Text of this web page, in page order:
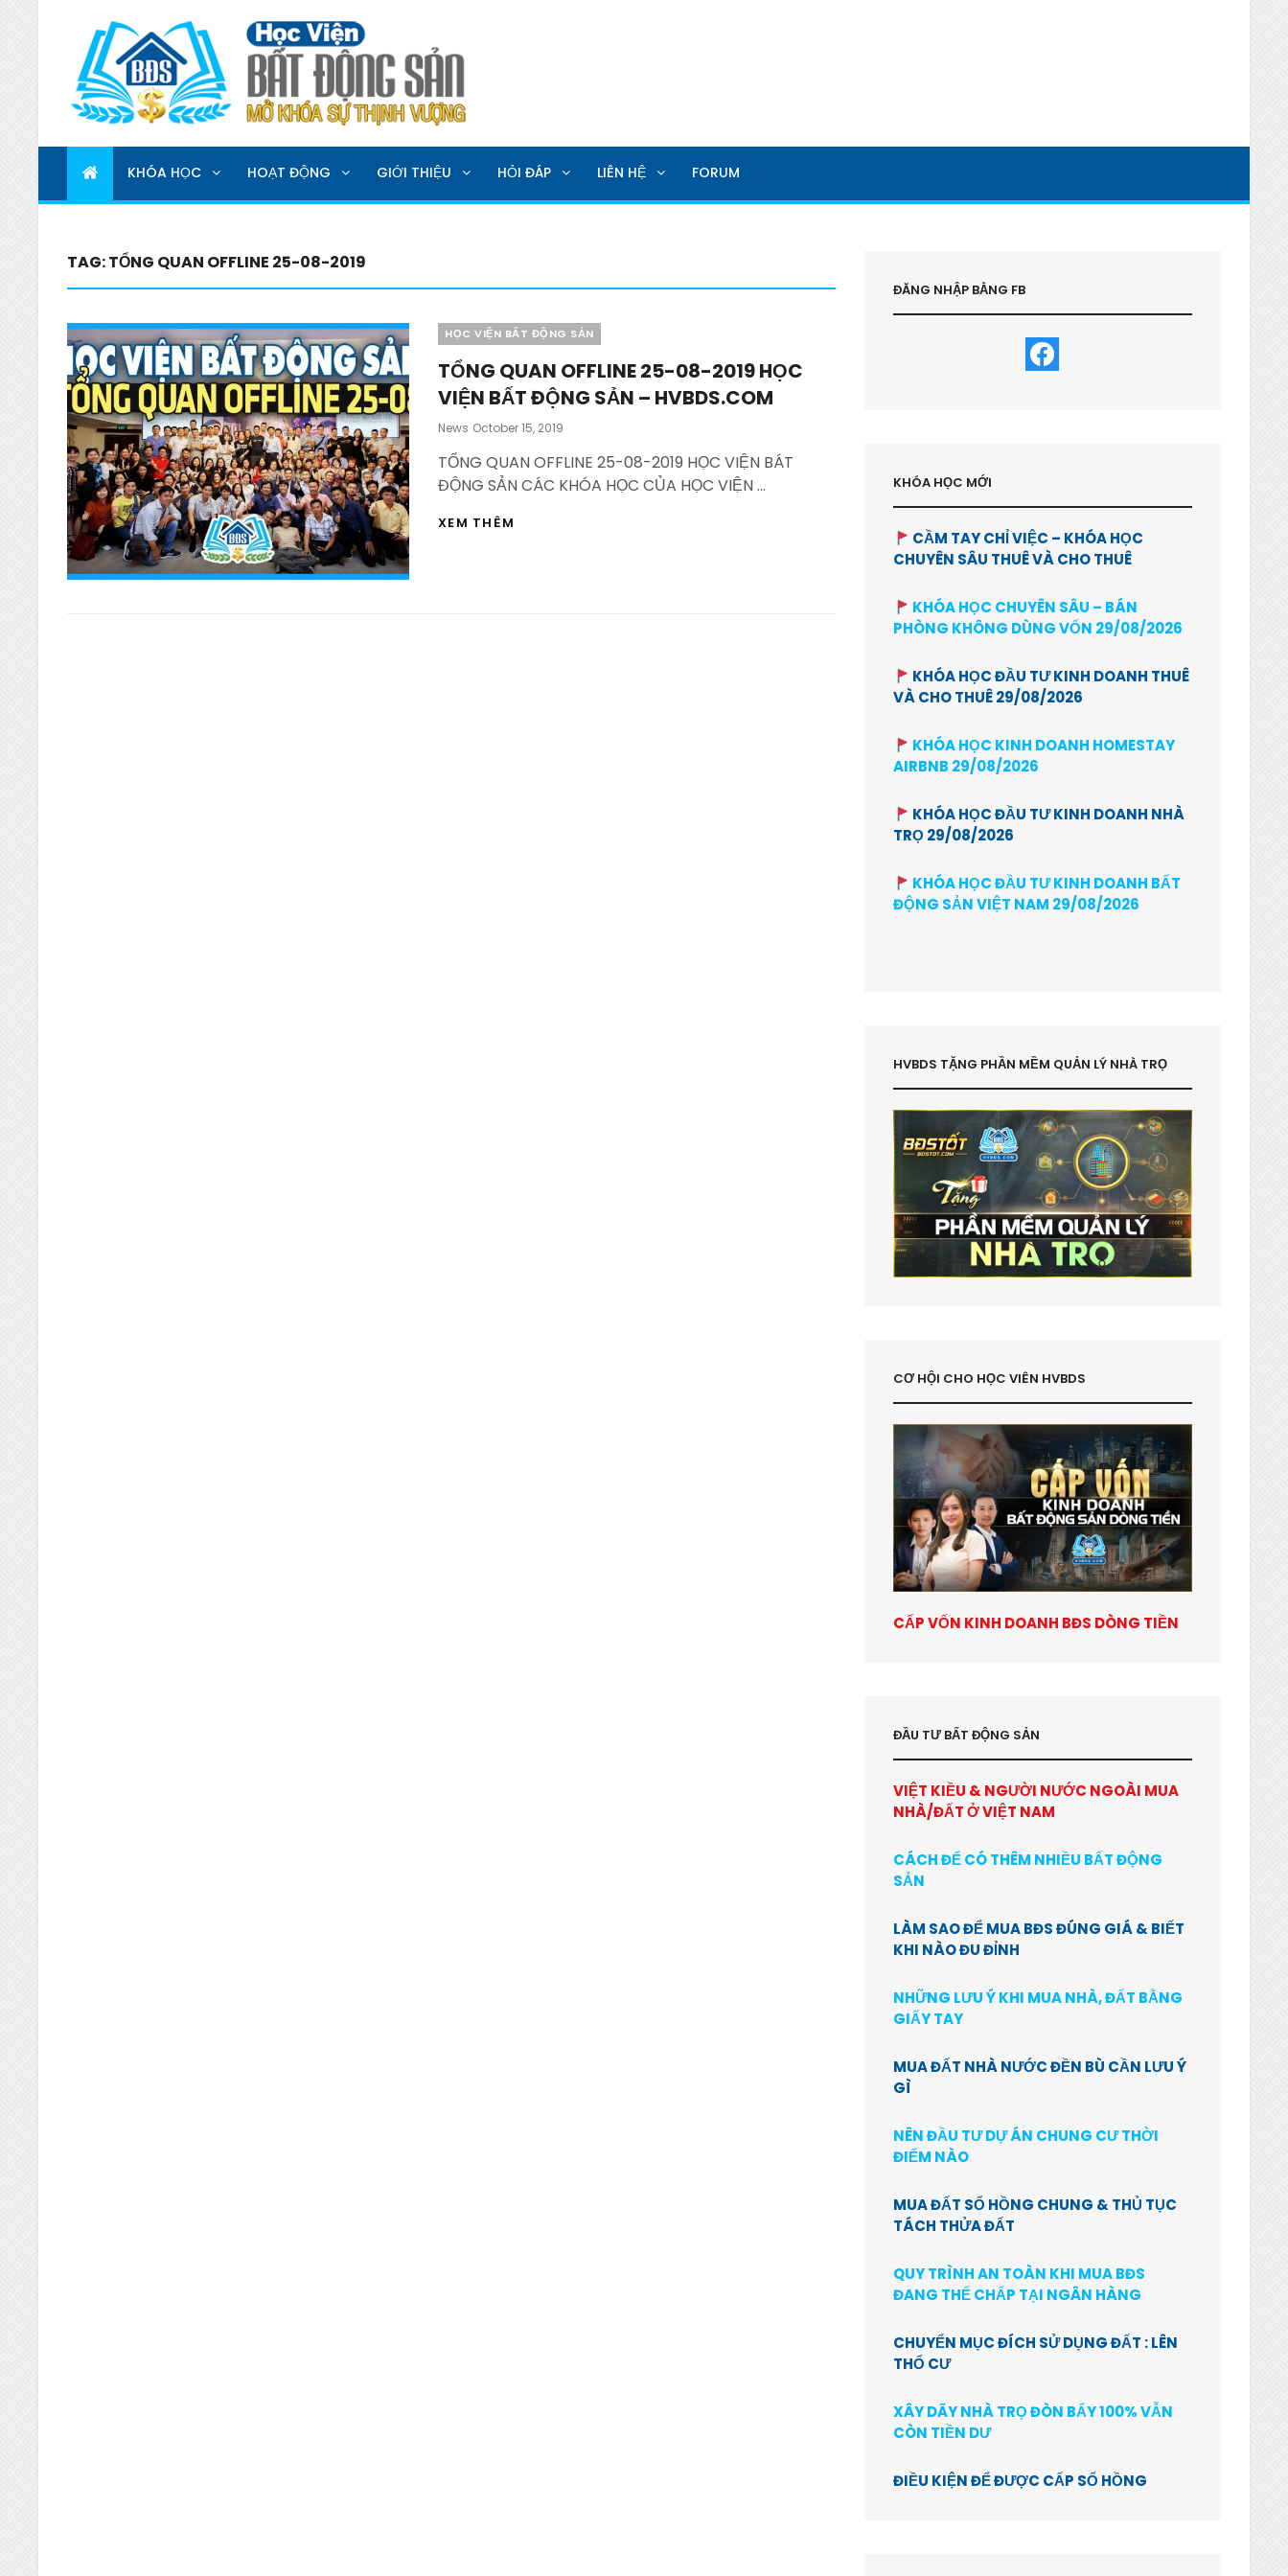
HỌC VIỆN BẤT ĐỘNG SẢN
MỞ KHOÁ SỰ THỊNH VƯỢNG
KHÓA HỌC HOẠT ĐỘNG GIỚI THIỆU HỎI ĐÁP LIÊN HỆ FORUM
TAG:TỔNG QUAN OFFLINE 25-08-2019
Categories
HỌC VIỆN BẤT ĐỘNG SẢN
TỔNG QUAN OFFLINE 25-08-2019 HỌC
VIỆN BẤT ĐỘNG SẢN – HVBDS.COM
News Posted
October 15, 2019
TỔNG QUAN OFFLINE 25-08-2019 HỌC VIỆN BÁT
ĐỘNG SẢN CÁC KHÓA HỌC CỦA HỌC VIỆN …
XEM THÊM
ĐĂNG NHẬP BẰNG FB
KHÓA HỌC MỚI
CẦM TAY CHỈ VIỆC – KHÓA HỌC
CHUYÊN SÂU THUÊ VÀ CHO THUÊ
KHÓA HỌC CHUYÊN SÂU – BÁN
PHÒNG KHÔNG DÙNG VỐN 29/08/2026
KHÓA HỌC ĐẦU TƯ KINH DOANH THUÊ
VÀ CHO THUÊ 29/08/2026
KHÓA HỌC KINH DOANH HOMESTAY
AIRBNB 29/08/2026
KHÓA HỌC ĐẦU TƯ KINH DOANH NHÀ
TRỌ 29/08/2026
KHÓA HỌC ĐẦU TƯ KINH DOANH BẤT
ĐỘNG SẢN VIỆT NAM 29/08/2026
HVBDS TẶNG PHẦN MỀM QUẢN LÝ NHÀ TRỌ
CƠ HỘI CHO HỌC VIÊN HVBDS
CẤP VỐN KINH DOANH BĐS DÒNG TIỀN
ĐẦU TƯ BẤT ĐỘNG SẢN
VIỆT KIỀU & NGƯỜI NƯỚC NGOÀI MUA
NHÀ/ĐẤT Ở VIỆT NAM
CÁCH ĐỂ CÓ THÊM NHIỀU BẤT ĐỘNG
SẢN
LÀM SAO ĐỂ MUA BĐS ĐÚNG GIÁ & BIẾT
KHI NÀO ĐU ĐỈNH
NHỮNG LƯU Ý KHI MUA NHÀ, ĐẤT BẰNG
GIẤY TAY
MUA ĐẤT NHÀ NƯỚC ĐỀN BÙ CẦN LƯU Ý
GÌ
NÊN ĐẦU TƯ DỰ ÁN CHUNG CƯ THỜI
ĐIỂM NÀO
MUA ĐẤT SỔ HỒNG CHUNG & THỦ TỤC
TÁCH THỬA ĐẤT
QUY TRÌNH AN TOÀN KHI MUA BĐS
ĐANG THẾ CHẤP TẠI NGÂN HÀNG
CHUYỂN MỤC ĐÍCH SỬ DỤNG ĐẤT : LÊN
THỔ CƯ
XÂY DÃY NHÀ TRỌ ĐÒN BẨY 100% VẪN
CÒN TIỀN DƯ
ĐIỀU KIỆN ĐỂ ĐƯỢC CẤP SỔ HỒNG